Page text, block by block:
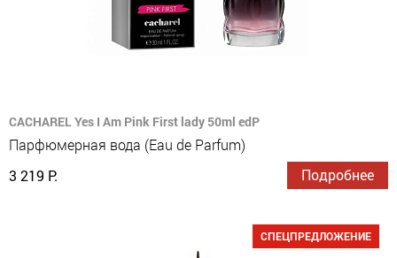
CACHAREL Yes I Am Pink First lady 50ml edP
Парфюмерная вода (Eau de Parfum)
3 219 Р.
Подробнее
СПЕЦПРЕДЛОЖЕНИЕ